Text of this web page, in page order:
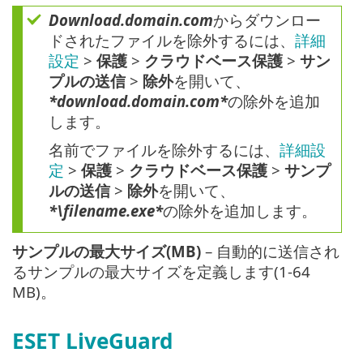
Download.domain.comからダウンロー
ドされたファイルを除外するには、 詳細
設定 > 保護 > クラウドベース保護 > サン
プルの送信> 除外を開いて、
*download.domain.com*の除外を追加
します。
名前でファイルを除外するには、 詳細設
定 > 保護 > クラウドベース保護 > サンプ
ルの送信> 除外を開いて、
*\filename.exe*の除外を追加します。
サンプルの最大サイズ(MB) – 自動的に送信され
るサンプルの最大サイズを定義します(1-64
MB)。
ESET LiveGuard